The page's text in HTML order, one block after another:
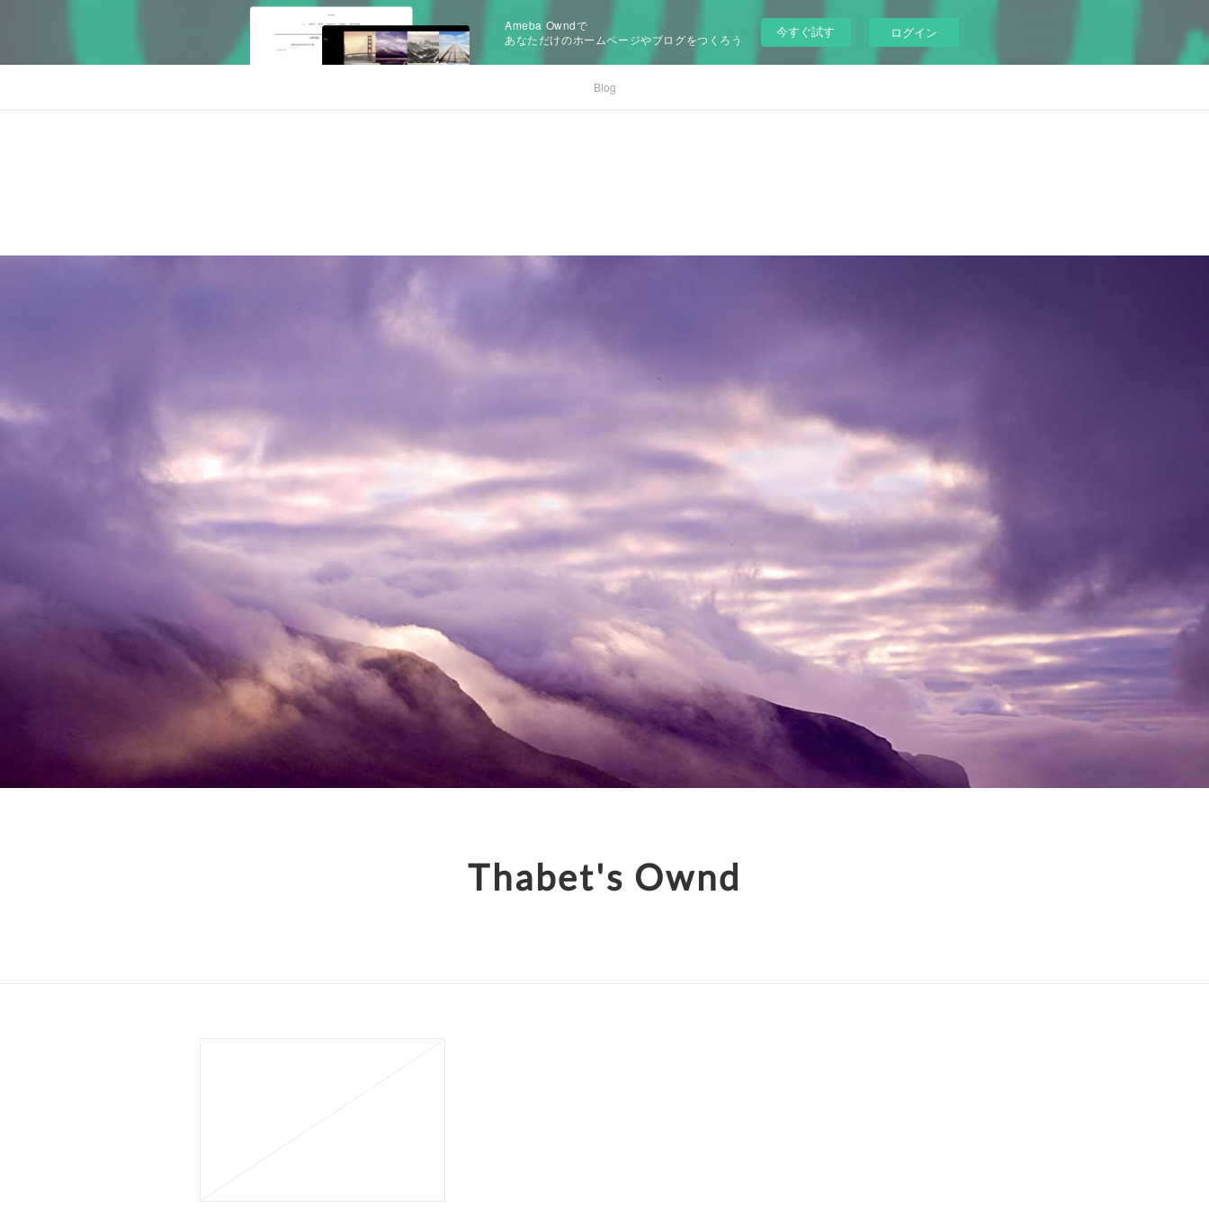
Ameba Owndで
あなただけのホームページやブログをつくろう
今すぐ試す ログイン
Blog
Thabet's Ownd